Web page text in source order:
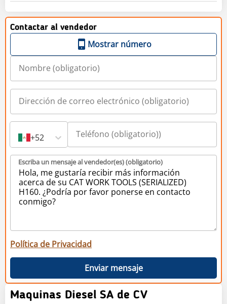
Contactar al vendedor
Mostrar número
+52
Escriba un mensaje al vendedor(es) (obligatorio)
Política de Privacidad
Enviar mensaje
Maquinas Diesel SA de CV